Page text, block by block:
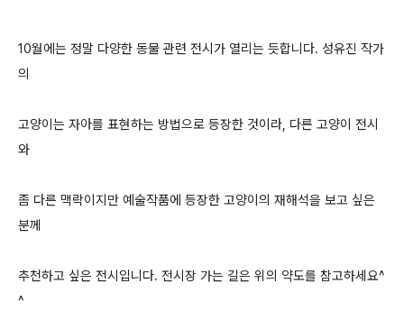
10월에는 정말 다양한 동물 관련 전시가 열리는 듯합니다. 성유진 작가
의
고양이는 자아를 표현하는 방법으로 등장한 것이라, 다른 고양이 전시
와
좀 다른 맥락이지만 예술작품에 등장한 고양이의 재해석을 보고 싶은
분께
추천하고 싶은 전시입니다. 전시장 가는 길은 위의 약도를 참고하세요^
^